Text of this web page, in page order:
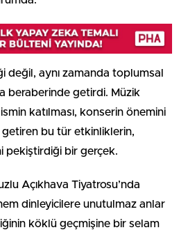
değil, aynı zamanda toplumsal
beraberinde getirdi. Müzik
katılması, konserin önemini
getiren bu tür etkinliklerin,
pekiştirdiği bir gerçek.
Açıkhava Tiyatrosu’nda
dinleyicilere unutulmaz anlar
köklü geçmişine bir selam